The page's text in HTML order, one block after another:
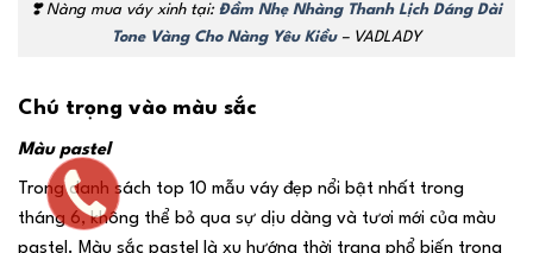
❣️Nàng mua váy xinh tại: Đầm Nhẹ Nhàng Thanh Lịch Dáng Dài
Tone Vàng Cho Nàng Yêu Kiều– VADLADY
Chú trọng vào màu sắc
Màu pastel
Trong danh sách top 10 mẫu váy đẹp nổi bật nhất trong
tháng 6, không thể bỏ qua sự dịu dàng và tươi mới của màu
pastel. Màu sắc pastel là xu hướng thời trang phổ biến trong